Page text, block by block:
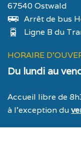
67540 Ostwald
Arrêt de bus
Ligne B du
HORAIRE
Du lundi au
Accueil libre de
à l’exception du